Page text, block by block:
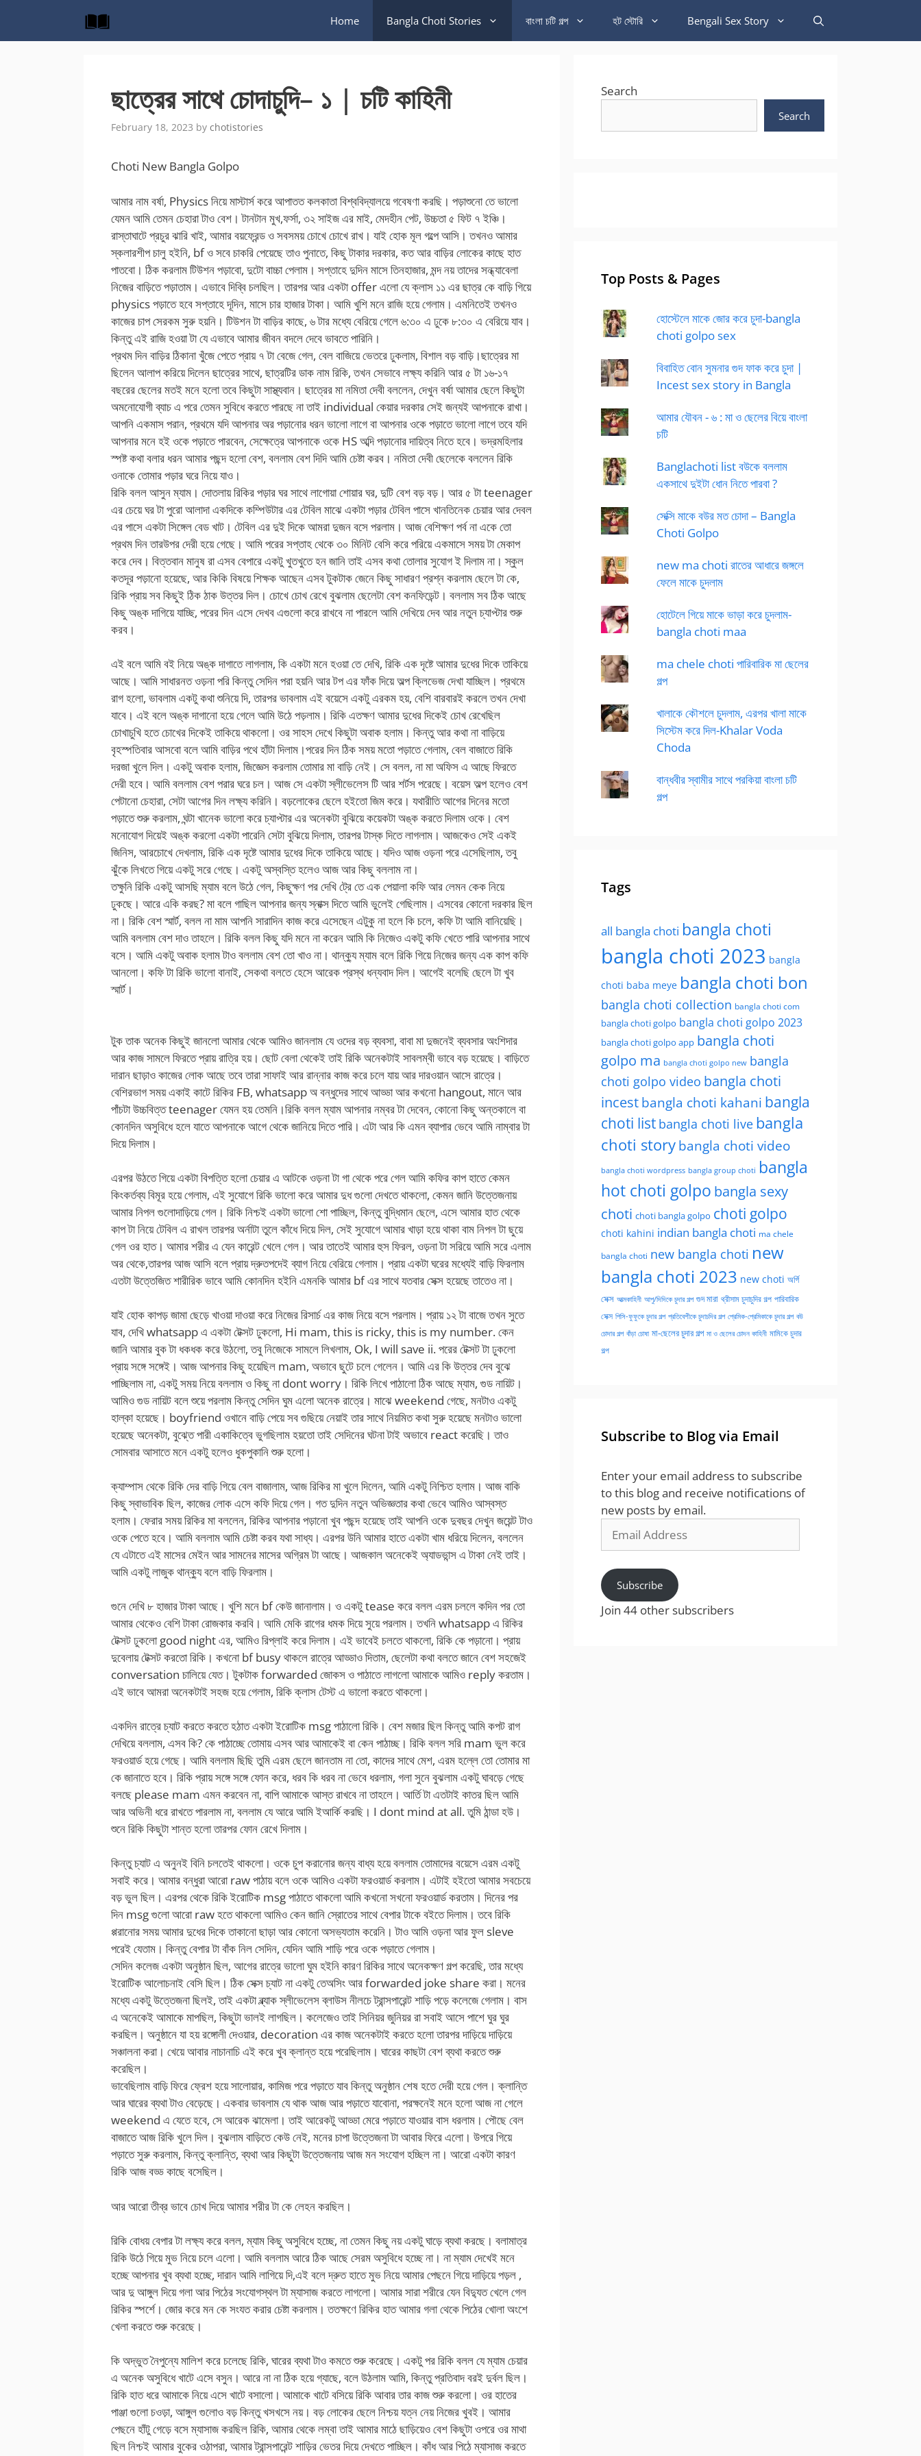
content
Home Bangla Choti Stories বাংলা চটি গল্প হট স্টোরি Bengali Sex Story
ছাত্রের সাথে চোদাচুদি– ১ | চটি কাহিনী
February 18, 2023 by chotistories
Choti New Bangla Golpo
আমার নাম বর্ষা, Physics নিয়ে মাস্টার্স করে আপাতত কলকাতা বিশ্ববিদ্যালয়ে গবেষণা করছি। পড়াশুনো তে ভালো
যেমন আমি তেমন চেহারা টাও বেশ। টানটান মুখ,ফর্সা, ৩২ সাইজ এর মাই, মেদহীন পেট, উচ্চতা ৫ ফিট ৭ ইঞ্চি।
রাস্তাঘাটে প্রচুর ঝারি খাই, আমার বয়ফ্রেন্ড ও সবসময় চোখে চোখে রাখ। যাই হোক মূল গল্পে আসি। তখনও আমার
স্কলারশীপ চালু হইনি, bf ও সবে চাকরি পেয়েছে তাও পুনাতে, কিছু টাকার দরকার, কত আর বাড়ির লোকের কাছে হাত
পাতবো। ঠিক করলাম টিউশন পড়াবো, দুটো বাচ্চা পেলাম। সপ্তাহে দুদিন মাসে তিনহাজার, মন্দ নয় তাদের সন্ধ্যাবেলা
নিজের বাড়িতে পড়াতাম। এভাবে দিব্বি চলছিল। তারপর আর একটা offer এলো যে ক্লাস ১১ এর ছাত্র কে বাড়ি গিয়ে
physics পড়াতে হবে সপ্তাহে দূদিন, মাসে চার হাজার টাকা। আমি খুশি মনে রাজি হয়ে গেলাম। এমনিতেই তখনও
কাজের চাপ সেরকম সুরু হয়নি। টিউশন টা বাড়ির কাছে, ৬ টার মধ্যে বেরিয়ে গেলে ৬:৩০ এ ঢুকে ৮:৩০ এ বেরিয়ে যাব।
কিন্তু এই রাজি হওয়া টা যে এভাবে আমার জীবন বদলে দেবে ভাবতে পারিনি।
প্রথম দিন বাড়ির ঠিকানা খুঁজে পেতে প্রায় ৭ টা বেজে গেল, বেল বাজিয়ে ভেতরে ঢুকলাম, বিশাল বড় বাড়ি।ছাত্রের মা
ছিলেন আলাপ করিয়ে দিলেন ছাত্রের সাথে, ছাত্রটির ডাক নাম রিকি, তখন সেভাবে লক্ষ্য করিনি আর ৫ টা ১৬-১৭
বছরের ছেলের মতই মনে হলো তবে কিছুটা সাস্থ্যবান। ছাত্রের মা নমিতা দেবী বললেন, দেখুন বর্ষা আমার ছেলে কিছুটা
অমনোযোগী ব্যাচ এ পরে তেমন সুবিধে করতে পারছে না তাই individual কেয়ার দরকার সেই জন্যই আপনাকে রাখা।
আপনি একমাস পরান, প্রথমে যদি আপনার অর পড়ানোর ধরন ভালো লাগে বা আপনার ওকে পড়াতে ভালো লাগে তবে যদি
আপনার মনে হই ওকে পড়াতে পারবেন, সেক্ষেত্রে আপনাকে ওকে HS অব্দি পড়ানোর দায়িত্ব নিতে হবে। ভদ্রমহিলার
স্পষ্ট কথা বলার ধরন আমার পছন্দ হলো বেশ, বললাম বেশ দিদি আমি চেষ্টা করব। নমিতা দেবী ছেলেকে বললেন রিকি
ওনাকে তোমার পড়ার ঘরে নিয়ে যাও।
রিকি বলল আসুন ম্যাম। দোতলায় রিকির পড়ার ঘর সাথে লাগোয়া শোয়ার ঘর, দুটি বেশ বড় বড়। আর ৫ টা teenager
এর চেয়ে ঘর টা পুরো আলাদা একদিকে কম্পিউটার এর টেবিল মাঝে একটা পড়ার টেবিল পাসে খানতিনেক চেয়ার আর দেবল
এর পাসে একটা সিঙ্গেল বেড খাট। টেবিল এর দুই দিকে আমরা দুজন বসে পরলাম। আজ বেশিক্ষণ পর্ব না একে তো
প্রথম দিন তারউপর দেরী হয়ে গেছে। আমি পরের সপ্তাহ থেকে ৩০ মিনিট বেসি করে পরিয়ে একমাসে সময় টা মেকাপ
করে দেব। বিত্তবান মানুষ রা এসব বেপারে একটু খুতখুতে হন জানি তাই এসব কথা তোলার সুযোগ ই দিলাম না। স্কুল
কতদূর পড়ানো হয়েছে, আর কিকি বিষয়ে শিক্ষক আছেন এসব টুকটাক জেনে কিছু সাধারণ প্রশ্ন করলাম ছেলে টা কে,
রিকি প্রায় সব কিছুই ঠিক ঠাক উত্তর দিল। চোখে চোখ রেখে বুঝলাম ছেলেটা বেশ কনফিডেন্ট। বললাম সব ঠিক আছে
কিছু অঙ্ক দাগিয়ে যাচ্ছি, পরের দিন এসে দেখব এগুলো করে রাখবে না পারলে আমি দেখিয়ে দেব আর নতুন চ্যাপ্টার শুরু
করব।
এই বলে আমি বই নিয়ে অঙ্ক দাগাতে লাগলাম, কি একটা মনে হওয়া তে দেখি, রিকি এক দৃষ্টে আমার দুধের দিকে তাকিয়ে
আছে। আমি সাধারনত ওড়না পরি কিন্তু সেদিন পরা হয়নি আর টপ এর ফাঁক দিয়ে অল্প ক্লিভেজ দেখা যাচ্ছিল। প্রথমে
রাগ হলো, ভাবলাম একটু কথা শুনিয়ে দি, তারপর ভাবলাম এই বয়েসে একটু এরকম হয়, বেশি বারবারই করলে তখন দেখা
যাবে। এই বলে অঙ্ক দাগানো হয়ে গেলে আমি উঠে পড়লাম। রিকি এতক্ষণ আমার দুধের দিকেই চোখ রেখেছিল
চোখাচুখি হতে চোখের দিকেই তাকিয়ে থাকলো। ওর সাহস দেখে কিছুটা অবাক হলাম। কিন্তু আর কথা না বাড়িয়ে
বৃহস্পতিবার আসবো বলে আমি বাড়ির পথে হাঁটা দিলাম।পরের দিন ঠিক সময় মতো পড়াতে গেলাম, বেল বাজাতে রিকি
দরজা খুলে দিল। একটু অবাক হলাম, জিজ্ঞেস করলাম তোমার মা বাড়ি নেই। সে বলল, না মা অফিস এ আছে ফিরতে
দেরী হবে। আমি বললাম বেশ পরার ঘরে চল। আজ সে একটা স্লীভেলেস টি আর শর্টস পরেছে। বয়েস অল্প হলেও বেশ
পেটানো চেহারা, সেটা আগের দিন লক্ষ্য করিনি। বড়লোকের ছেলে হইতো জিম করে। যথারীতি আগের দিনের মতো
পড়াতে শুরু করলাম, ঘন্টা খানেক ভালো করে চ্যাপ্টার এর অনেকটা বুঝিয়ে কয়েকটা অঙ্ক করতে দিলাম ওকে। বেশ
মনোযোগ দিয়েই অঙ্ক করলো একটা পারেনি সেটা বুঝিয়ে দিলাম, তারপর টাস্ক দিতে লাগলাম। আজকেও সেই একই
জিনিস, আরচোখে দেখলাম, রিকি এক দৃষ্টে আমার দুধের দিকে তাকিয়ে আছে। যদিও আজ ওড়না পরে এসেছিলাম, তবু
ঝুঁকে লিখতে গিয়ে একটু সরে গেছে। একটু অস্বস্তি হলেও আজ আর কিছু বললাম না।
তক্ষুনি রিকি একটু আসছি ম্যাম বলে উঠে গেল, কিছুক্ষণ পর দেখি ট্রে তে এক পেয়ালা কফি আর লেমন কেক নিয়ে
ঢুকছে। আরে একি করছ? মা বলে গাছিল আপনার জন্য স্নাক্স দিতে আমি ভুলেই গেছিলাম। এসবের কোনো দরকার ছিল
না। রিকি বেশ স্মার্ট, বলল না মাম আপনি সারাদিন কাজ করে এসেছেন এটুকু না হলে কি চলে, কফি টা আমি বানিয়েছি।
আমি বললাম বেশ দাও তাহলে। রিকি বলল কিছু যদি মনে না করেন আমি কি নিজেও একটু কফি খেতে পারি আপনার সাথে
বসে। আমি একটু অবাক হলাম টাও বললাম বেশ তো খাও না। থান্ক্যু ম্যাম বলে রিকি গিয়ে নিজের জন্য এক কাপ কফি
আনলো। কফি টা রিকি ভালো বানাই, সেকথা বলতে হেসে আরেক প্রস্থ ধন্যবাদ দিল। আগেই বলেছি ছেলে টা খুব
স্মার্ট।
টুক তাক অনেক কিছুই জানলো আমার থেকে আমিও জানলাম যে ওদের বড় ব্যবসা, বাবা মা দুজনেই ব্যবসার অংশিদার
আর কাজ সামলে ফিরতে প্রায় রাত্রি হয়। ছোট বেলা থেকেই তাই রিকি অনেকটাই সাবলম্বী ভাবে বড় হয়েছে। বাড়িতে
দারান ছাড়াও কাজের লোক আছে তবে তারা সাফাই আর রান্নার কাজ করে চলে যায় আর দারওয়ান আসে রাত্রে।
বেশিরভাগ সময় একাই কাটে রিকির FB, whatsapp অ বন্ধুদের সাথে আড্ডা আর কখনো hangout, মানে আর
পাঁচটা উচ্চবিত্ত teenager যেমন হয় তেমনি।রিকি বলল ম্যাম আপনার নম্বর টা দেবেন, কোনো কিছু অন্তকালে বা
কোনদিন অসুবিধে হলে যাতে আপনাকে আগে থেকে জানিয়ে দিতে পারি। এটা আর কি এমন ব্যাপার ভেবে আমি নাম্বার টা
দিয়ে দিলাম।
এরপর উঠতে গিয়ে একটা বিপত্তি হলো চেয়ার এ আটকে ওড়না টা গা থেকে পরে গেল আমি কফির কাপ হাতে কেমন
কিংকর্তব্য বিমূর হয়ে গেলাম, এই সুযোগে রিকি ভালো করে আমার দুধ গুলো দেখতে থাকলো, কেমন জানি উত্তেজনায়
আমার নিপল গুলোদাড়িয়ে গেল। রিকি নিশ্চই একটা ভালো শো পাচ্ছিল, কিন্তু বুদ্ধিমান ছেলে, এসে আমার হাত থেকে
কাপ টা নিয়ে টেবিল এ রাখল তারপর অর্নাটা তুলে কাঁধে দিয়ে দিল, সেই সুযোগে আমার খাড়া হয়ে থাকা বাম নিপল টা ছুয়ে
গেল ওর হাত। আমার শরীর এ যেন কারেন্ট খেলে গেল। আর তাতেই আমার হুস ফিরল, ওড়না টা সরিয়ে আমি সরে এলাম
অর থেকে,তারপর আজ আসি বলে প্রায় দ্রুতপদেই ব্যাগ নিয়ে বেরিয়ে গেলাম। প্রায় একটা ঘরের মধ্যেই বাড়ি ফিরলাম
এতটা উত্তেজিত শারীরিক ভাবে আমি কোনদিন হইনি এমনকি আমার bf এর সাথে যতবার সেক্স হয়েছে তাতেও না।
যাই হোক কাপড় জামা ছেড়ে খাওয়া দাওয়া করে নিজের রিসার্চ এর কাজ নিয়ে বসে পরলাম। প্রায় ১২ টা বাজে তখন সুতে
যাব, দেখি whatsapp এ একটা টেক্সট ঢুকলো, Hi mam, this is ricky, this is my number. কেন
জানি আমার বুক টা ধকধক করে উঠলো, তবু নিজেকে সামলে লিখলাম, Ok, I will save ii. পরের টেক্সট টা ঢুকলো
প্রায় সঙ্গে সঙ্গেই। আজ আপনার কিছু হয়েছিল mam, অভাবে ছুটে চলে গেলেন। আমি এর কি উত্তর দেব বুঝে
পাচ্ছিলাম না, একটু সময় নিয়ে বললাম ও কিছু না dont worry। রিকি লিখে পাঠালো ঠিক আছে ম্যাম, গুড নায়িট।
আমিও গুড নায়িট বলে শুয়ে পরলাম কিন্তু সেদিন ঘুম এলো অনেক রাত্রে। মাঝে weekend গেছে, মনটাও একটু
হাল্কা হয়েছে। boyfriend ওখানে বাড়ি পেয়ে সব গুছিয়ে নেয়াই তার সাথে নিয়মিত কথা সুরু হয়েছে মনটাও ভালো
হয়েছে অনেকটা, বুঝ্তে পারী একাকিত্বে ভুগছিলাম হয়তো তাই সেদিনের ঘটনা টাই অভাবে react করেছি। তাও
সোমবার আসাতে মনে একটু হলেও ধুকপুকানি শুরু হলো।
ক্যাম্পাস থেকে রিকি দের বাড়ি গিয়ে বেল বাজালাম, আজ রিকির মা খুলে দিলেন, আমি একটু নিশ্চিত হলাম। আজ বাকি
কিছু স্বাভাবিক ছিল, কাজের লোক এসে কফি দিয়ে গেল। গত দুদিন নতুন অভিজ্ঞতার কথা ভেবে আমিও আস্বস্ত
হলাম। ফেরার সময় রিকির মা বললেন, রিকির আপনার পড়ানো খুব পছন্দ হয়েছে তাই আপনি ওকে দুবছর দেখুন জয়েন্ট টাও
ওকে পেতে হবে। আমি বললাম আমি চেষ্টা করব যথা সাধ্য। এরপর উনি আমার হাতে একটা খাম ধরিয়ে দিলেন, বললেন
যে এটাতে এই মাসের মেইন আর সামনের মাসের অগ্রিম টা আছে। আজকাল অনেকেই অ্যাডভান্স এ টাকা নেই তাই।
আমি একটু লাজুক থান্ক্যু বলে বাড়ি ফিরলাম।
গুনে দেখি ৮ হাজার টাকা আছে। খুশি মনে bf কেউ জানালাম। ও একটু tease করে বলল এরম চললে কদিন পর তো
আমার থেকেও বেশি টাকা রোজকার করবি। আমি মেকি রাগের ধমক দিয়ে সুয়ে পরলাম। তখনি whatsapp এ রিকির
টেক্সট ঢুকলো good night এর, আমিও রিপ্লাই করে দিলাম। এই ভাবেই চলতে থাকলো, রিকি কে পড়ানো। প্রায়
দুবেলায় টেক্সট করতো রিকি। কখনো bf busy থাকলে রাত্রে আড্ডাও দিতাম, ছেলেটা কথা বলতে জানে বেশ সহজেই
conversation চালিয়ে যেত। টুকটাক forwarded জোকস ও পাঠাতে লাগলো আমাকে আমিও reply করতাম।
এই ভাবে আমরা অনেকটাই সহজ হয়ে গেলাম, রিকি ক্লাস টেস্ট এ ভালো করতে থাকলো।
একদিন রাত্রে চ্যাট করতে করতে হঠাত একটা ইরোটিক msg পাঠালো রিকি। বেশ মজার ছিল কিন্তু আমি কপট রাগ
দেখিয়ে বললাম, এসব কি? কে পাঠাচ্ছে তোমায় এসব আর আমাকেই বা কেন পাঠাচ্ছ। রিকি বলল সরি mam ভুল করে
ফরওয়ার্ড হয়ে গেছে। আমি বললাম ছিছি তুমি এরম ছেলে জানতাম না তো, কাদের সাথে মেশ, এরম হল্লে তো তোমার মা
কে জানাতে হবে। রিকি প্রায় সঙ্গে সঙ্গে ফোন করে, ধরব কি ধরব না ভেবে ধরলাম, গলা সুনে বুঝলাম একটু ঘাবড়ে গেছে
বলছে please mam এমন করবেন না, বাপি আমাকে আস্ত রাখবে না তাহলে। আর্তি টা এতটাই কাতর ছিল আমি
আর অভিনী ধরে রাখতে পারলাম না, বললাম যে আরে আমি ইআর্কি করছি। I dont mind at all. তুমি ঠান্ডা হউ।
শুনে রিকি কিছুটা শান্ত হলো তারপর ফোন রেখে দিলাম।
কিন্তু চ্যাট এ অনুনই বিনি চলতেই থাকলো। ওকে চুপ করানোর জন্য বাধ্য হয়ে বললাম তোমাদের বয়েসে এরম একটু
সবাই করে। আমার বন্ধুরা আরো raw পাঠায় বলে ওকে আমিও একটা ফরওয়ার্ড করলাম। এটাই হইতো আমার সবচেয়ে
বড় ভুল ছিল। এরপর থেকে রিকি ইরোটিক msg পাঠাতে থাকলো আমি কখনো সখনো ফরওয়ার্ড করতাম। দিনের পর
দিন msg গুলো আরো raw হতে থাকলো আমিও কেন জানি স্রোতের সাথে বেপার টাকে বইতে দিলাম। তবে রিকি
প্পরানোর সময় আমার দুধের দিকে তাকানো ছাড়া আর কোনো অসভ্যতাম করেনি। টাও আমি ওড়না আর ফুল sleve
পরেই যেতাম। কিন্তু বেপার টা বাঁক নিল সেদিন, যেদিন আমি শাড়ি পরে ওকে পড়াতে গেলাম।
সেদিন কলেজ একটা অনুষ্ঠান ছিল, আগের রাত্রে ভালো ঘুম হইনি কারণ রিকির সাথে অনেকক্ষণ গল্প করেছি, তার মধ্যে
ইরোটিক আলোচনাই বেসি ছিল। ঠিক সেক্স চ্যাট না একটু তেঅসিং আর forwarded joke share করা। মনের
মধ্যে একটু উত্তেজনা ছিলই, তাই একটা ব্ল্যাক স্লীভেলেস ব্লাউস নীলচে ট্রান্সপারেন্ট শাড়ি পড়ে কলেজে গেলাম। বাস
এ অনেকেই আমাকে মাপছিল, কিছুটা ভালই লাগছিল। কলেজেও তাই সিনিয়র জুনিয়র রা সবাই আসে পাশে ঘুর ঘুর
করছিল। অনুষ্ঠানে যা হয় রঙ্গোলী দেওয়ার, decoration এর কাজ অনেকটাই করতে হলো তারপর দাড়িয়ে দাড়িয়ে
সঞ্চালনা করা। খেয়ে আবার নাচানাচি এই করে খুব ক্লান্ত হয়ে পরেছিলাম। ঘারের কাছটা বেশ ব্যথা করতে শুরু
করেছিল।
ভাবেছিলাম বাড়ি ফিরে ফ্রেশ হয়ে সালোয়ার, কামিজ পরে পড়াতে যাব কিন্তু অনুষ্ঠান শেষ হতে দেরী হয়ে গেল। ক্লান্তি
আর ঘারের ব্যথা টাও বেড়েছে। একবার ভাবলাম যে থাক আজ আর পড়াতে যাবোনা, পরক্ষনেই মনে হলো আজ না গেলে
weekend এ যেতে হবে, সে আরেক ঝামেলা। তাই আরেকটু আড্ডা মেরে পড়াতে যাওয়ার বাস ধরলাম। পৌছে বেল
বাজাতে আজ রিকি খুলে দিল। বুঝলাম বাড়িতে কেউ নেই, মনের চাপা উত্তেজনা টা আবার ফিরে এলো। উপরে গিয়ে
পড়াতে সুরু করলাম, কিন্তু ক্লান্তি, ব্যথা আর কিছুটা উত্তেজনায় আজ মন সংযোগ হচ্ছিল না। আরো একটা কারণ
রিকি আজ বড্ড কাছে বসেছিল।
আর আরো তীব্র ভাবে চোখ দিয়ে আমার শরীর টা কে লেহন করছিল।
রিকি বোধয় বেপার টা লক্ষ্য করে বলল, ম্যাম কিছু অসুবিধে হচ্ছে, না তেমন কিছু নয় একটু ঘাড়ে ব্যথা করছে। বলামাত্র
রিকি উঠে গিয়ে মুভ নিয়ে চলে এলো। আমি বললাম আরে ঠিক আছে সেরম অসুবিধে হচ্ছে না। না ম্যাম দেখেই মনে
হচ্ছে আপনার খুব ব্যথা হচ্ছে, দারান আমি লাগিয়ে দি,এই বলে দ্রুত হাতে মুভ নিয়ে আমার পেছনে গিয়ে দাড়িয়ে পড়ল ,
আর দু আঙ্গুল দিয়ে গলা আর পিঠের সংযোগস্থল টা ম্যাসাজ করতে লাগলো। আমার সারা শরীরে যেন বিদ্যুত খেলে গেল
রিকির স্পর্শে। জোর করে মন কে সংযত করার চেষ্টা করলাম। ততক্ষণে রিকির হাত আমার গলা থেকে পিঠের খোলা অংশে
খেলা করতে শুরু করেছে।
কি অদ্ভুত নৈপুন্যে মালিশ করে চলেছে রিকি, ঘারের ব্যথা টাও কমতে শুরু করেছে। একটু পর রিকি বলল যে ম্যাম চেয়ার
এ অনেক অসুবিধে খাটে এসে বসুন। আরে না না ঠিক হয়ে গ্যাছে, বলে উঠলাম আমি, কিন্তু প্রতিবাদ বরই দুর্বল ছিল।
রিকি হাত ধরে আমাকে নিয়ে এসে খাটে বসালো। আমাকে খাটে বসিয়ে রিকি আবার তার কাজ শুরু করলো। ওর হাতের
পাঞ্জা গুলো চওড়া, আঙ্গুল গুলোও বড় কিন্তু খসখসে নয়। বড় লোকের ছেলে নিশ্চয় যত্ন নেয় নিজের খুবই। আমার
পেছনে হাঁটু গেড়ে বসে ম্যাসাজ করছিল রিকি, আমার থেকে লম্বা তাই আমার মাঠে ছাড়িয়েও বেশ কিছুটা ওপরে ওর মাথা
ছিল নিশ্চই আমার বুকের ওঠাপরা, আমার ট্রান্সপারেন্ট শাড়ির ভেতর দিয়ে দেখতে পাচ্ছিল। কাঁধ আর পিঠে ম্যাসাজ করতে
Search
Search
Top Posts & Pages
হোস্টেলে মাকে জোর করে চুদা-bangla
choti golpo sex
বিবাহিত বোন সুমনার গুদ ফাক করে চুদা |
Incest sex story in Bangla
আমার যৌবন - ৬ : মা ও ছেলের বিয়ে বাংলা
চটি
Banglachoti list বউকে বললাম
একসাথে দুইটা ধোন নিতে পারবা ?
সেক্সি মাকে বউর মত চোদা – Bangla
Choti Golpo
new ma choti রাতের আধারে জঙ্গলে
ফেলে মাকে চুদলাম
হোটেলে গিয়ে মাকে ভাড়া করে চুদলাম-
bangla choti maa
ma chele choti পারিবারিক মা ছেলের
গল্প
খালাকে কৌশলে চুদলাম, এরপর খালা মাকে
সিস্টেম করে দিল-Khalar Voda
Choda
বান্ধবীর স্বামীর সাথে পরকিয়া বাংলা চটি
গল্প
Tags
all bangla choti bangla choti
bangla choti 2023 bangla
choti baba meye bangla choti bon
bangla choti collection bangla choti com
bangla choti golpo bangla choti golpo 2023
bangla choti golpo app bangla choti
golpo ma bangla choti golpo new bangla
choti golpo video bangla choti
incestbangla choti kahani bangla
choti list bangla choti live bangla
choti storybangla choti video
bangla choti wordpress bangla group choti bangla
hot choti golpo bangla sexy
choti choti bangla golpo choti golpo
choti kahini indian bangla choti ma chele
bangla choti new bangla choti new
bangla choti 2023 new choti অর্গি
সেক্স আত্মকাহিনী আপু/দিদিকে চুদার গল্প গুদ মারা থ্রীসাম চুদাচুদির গল্প পারিবারিক
সেক্স পিসি-ফুফুকে চুদার গল্প প্রতিবেশীকে চুদাচদির গল্প প্রেমিক-প্রেমিকাকে চুদার গল্প বউ
চোদার গল্প বাঁড়া চোষা মা-ছেলের চুদার গল্প মা ও ছেলের চোদন কাহিনী মামিকে চুদার
গল্প
Subscribe to Blog via Email
Enter your email address to subscribe
to this blog and receive notifications of
new posts by email.
Address
Subscribe
Join 44 other subscribers